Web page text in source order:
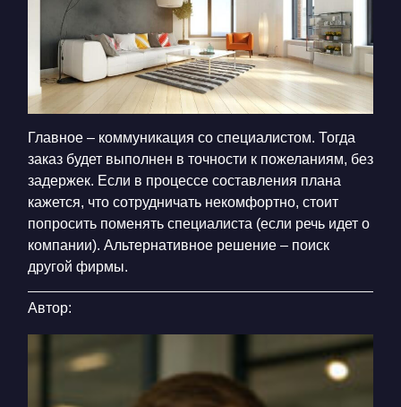
Главное – коммуникация со специалистом. Тогда
заказ будет выполнен в точности к пожеланиям, без
задержек. Если в процессе составления плана
кажется, что сотрудничать некомфортно, стоит
попросить поменять специалиста (если речь идет о
компании). Альтернативное решение – поиск
другой фирмы.
Автор: